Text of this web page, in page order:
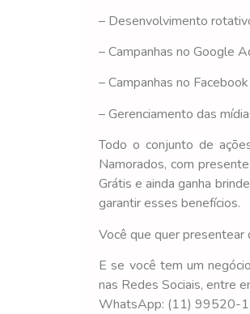
– Desenvolvimento
– Campanhas no Google
– Campanhas no
– Gerenciamento das
Todo o conjunto de
Namorados, com
Grátis e ainda ganha
garantir esses benefícios.
Você que quer presentear
E se você tem um
nas Redes Sociais, entre
WhatsApp: (11) 99520-